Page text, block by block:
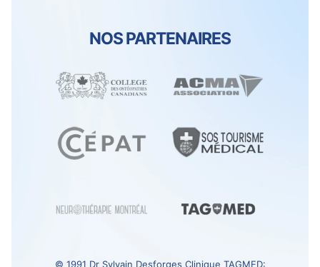
NOS PARTENAIRES
© 1991 Dr Sylvain Desforges Clinique TAGMED: